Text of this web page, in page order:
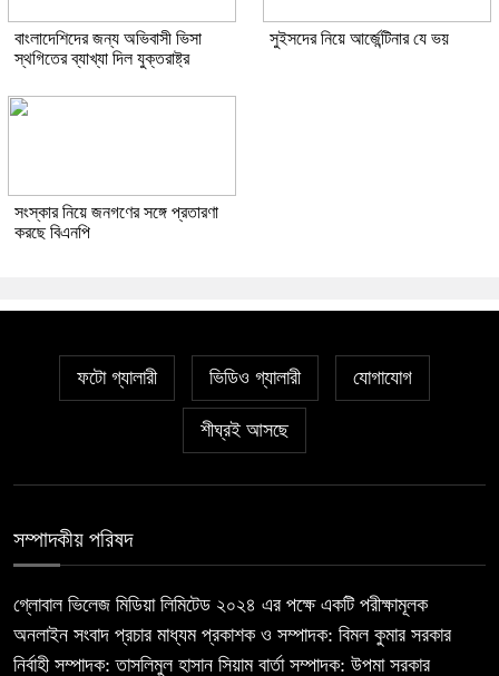
বাংলাদেশিদের জন্য অভিবাসী ভিসা
স্থগিতের ব্যাখ্যা দিল যুক্তরাষ্ট্র
সুইসদের নিয়ে আর্জেন্টিনার যে ভয়
সংস্কার নিয়ে জনগণের সঙ্গে প্রতারণা
করছে বিএনপি
ফটো গ্যালারী ভিডিও গ্যালারী যোগাযোগ
শীঘ্রই আসছে
সম্পাদকীয় পরিষদ
গ্লোবাল ভিলেজ মিডিয়া লিমিটেড ২০২৪ এর পক্ষে একটি পরীক্ষামূলক
অনলাইন সংবাদ প্রচার মাধ্যম প্রকাশক ও সম্পাদক: বিমল কুমার সরকার
নির্বাহী সম্পাদক: তাসলিমুল হাসান সিয়াম বার্তা সম্পাদক: উপমা সরকার